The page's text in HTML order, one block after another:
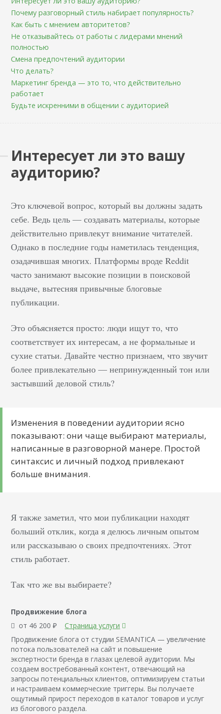
Почему разговорный стиль набирает популярность?
Как быть с мнением авторитетов?
Не отказывайтесь от работы с лидерами мнений
полностью
Смена предпочтений аудитории
Что делать?
Маркетинг бренда — это то, что действительно
работает
Будьте искренними в общении с аудиторией
Интересует ли это вашу
аудиторию?
Это ключевой вопрос, который вы должны задать
себе. Ведь цель — создавать материалы, которые
действительно привлекут внимание читателей.
Однако в последние годы наметилась тенденция,
озадачившая многих. Платформы вроде Reddit
часто занимают высокие позиции в поисковой
выдаче, вытесняя привычные блоговые
публикации.
Это объясняется просто: люди ищут то, что
соответствует их интересам, а не формальные и
сухие статьи. Давайте честно признаем, что звучит
более привлекательно — непринужденный тон или
застывший деловой стиль?
Изменения в поведении аудитории ясно
показывают: они чаще выбирают материалы,
написанные в разговорной манере. Простой
синтаксис и личный подход привлекают
больше внимания.
Я также заметил, что мои публикации находят
больший отклик, когда я делюсь личным опытом
или рассказываю о своих предпочтениях. Этот
стиль работает.
Так что же вы выбираете?
Продвижение блога
от 46 200 ₽
Страница услуги
Продвижение блога от студии SEMANTICA — увеличение
потока пользователей на сайт и повышение
экспертности бренда в глазах целевой аудитории. Мы
создаем востребованный контент, отвечающий на
запросы потенциальных клиентов, оптимизируем статьи
и настраиваем коммерческие триггеры. Вы получаете
ощутимый прирост переходов в каталог товаров и услуг
из блогового раздела.